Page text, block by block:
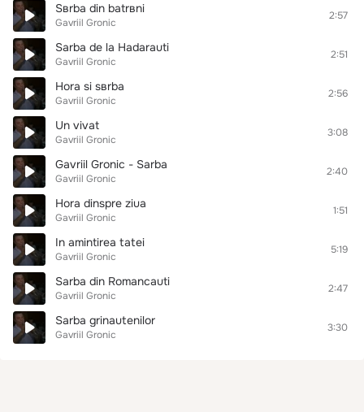
Sвrba din batrвni
Gavriil Gronic
2:57
Sarba de la Hadarauti
Gavriil Gronic
2:51
Hora si sвrba
Gavriil Gronic
2:56
Un vivat
Gavriil Gronic
3:08
Gavriil Gronic - Sarba
Gavriil Gronic
2:40
Hora dinspre ziua
Gavriil Gronic
1:51
In amintirea tatei
Gavriil Gronic
5:19
Sarba din Romancauti
Gavriil Gronic
2:47
Sarba grinautenilor
Gavriil Gronic
3:30